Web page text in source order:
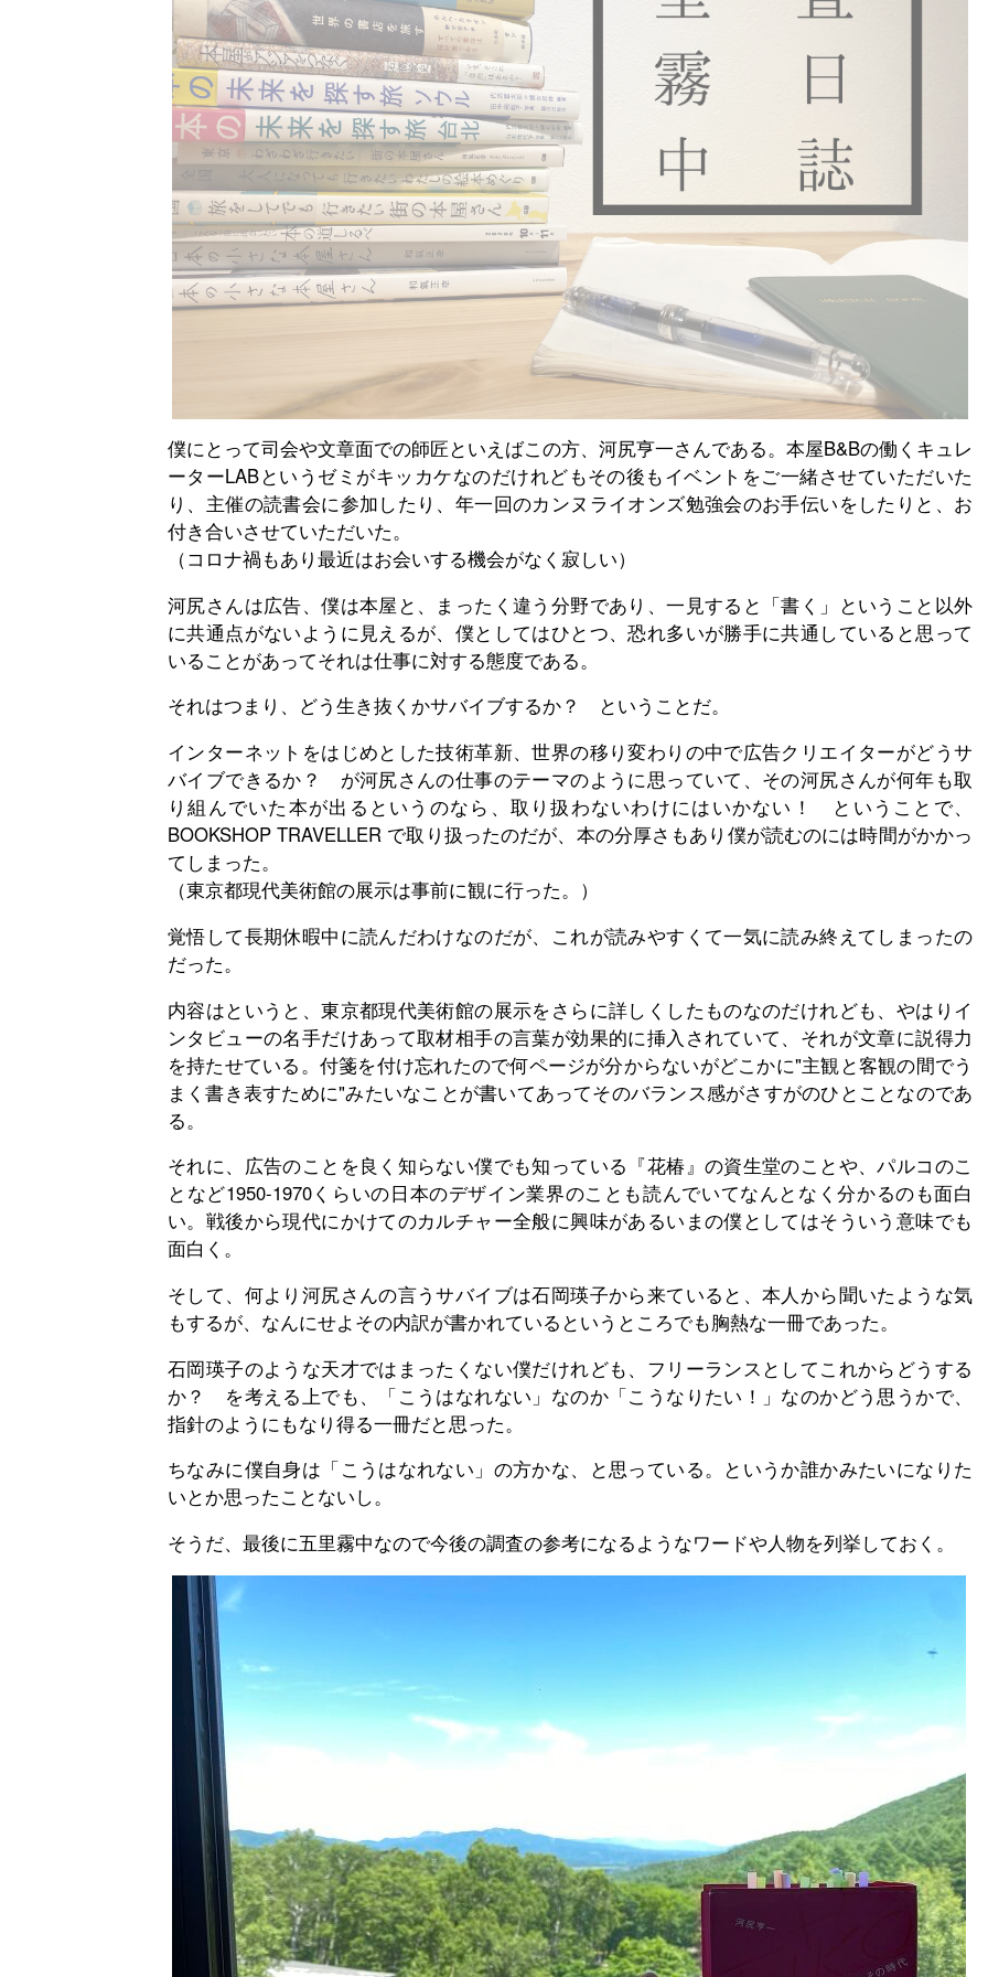
僕にとって司会や文章面での師匠といえばこの方、河尻亨一さんである。本屋B&Bの働くキュレ
ーターLABというゼミがキッカケなのだけれどもその後もイベントをご一緒させていただいた
り、主催の読書会に参加したり、年一回のカンヌライオンズ勉強会のお手伝いをしたりと、お
付き合いさせていただいた。
（コロナ禍もあり最近はお会いする機会がなく寂しい）
河尻さんは広告、僕は本屋と、まったく違う分野であり、一見すると「書く」ということ以外
に共通点がないように見えるが、僕としてはひとつ、恐れ多いが勝手に共通していると思って
いることがあってそれは仕事に対する態度である。
それはつまり、どう生き抜くかサバイブするか？ ということだ。
インターネットをはじめとした技術革新、世界の移り変わりの中で広告クリエイターがどうサ
バイブできるか？ が河尻さんの仕事のテーマのように思っていて、その河尻さんが何年も取
り組んでいた本が出るというのなら、取り扱わないわけにはいかない！ ということで、
BOOKSHOP TRAVELLER で取り扱ったのだが、本の分厚さもあり僕が読むのには時間がかかっ
てしまった。
（東京都現代美術館の展示は事前に観に行った。）
覚悟して長期休暇中に読んだわけなのだが、これが読みやすくて一気に読み終えてしまったの
だった。
内容はというと、東京都現代美術館の展示をさらに詳しくしたものなのだけれども、やはりイ
ンタビューの名手だけあって取材相手の言葉が効果的に挿入されていて、それが文章に説得力
を持たせている。付箋を付け忘れたので何ページが分からないがどこかに"主観と客観の間でう
まく書き表すために"みたいなことが書いてあってそのバランス感がさすがのひとことなのであ
る。
それに、広告のことを良く知らない僕でも知っている『花椿』の資生堂のことや、パルコのこ
となど1950-1970くらいの日本のデザイン業界のことも読んでいてなんとなく分かるのも面白
い。戦後から現代にかけてのカルチャー全般に興味があるいまの僕としてはそういう意味でも
面白く。
そして、何より河尻さんの言うサバイブは石岡瑛子から来ていると、本人から聞いたような気
もするが、なんにせよその内訳が書かれているというところでも胸熱な一冊であった。
石岡瑛子のような天才ではまったくない僕だけれども、フリーランスとしてこれからどうする
か？ を考える上でも、「こうはなれない」なのか「こうなりたい！」なのかどう思うかで、
指針のようにもなり得る一冊だと思った。
ちなみに僕自身は「こうはなれない」の方かな、と思っている。というか誰かみたいになりた
いとか思ったことないし。
そうだ、最後に五里霧中なので今後の調査の参考になるようなワードや人物を列挙しておく。